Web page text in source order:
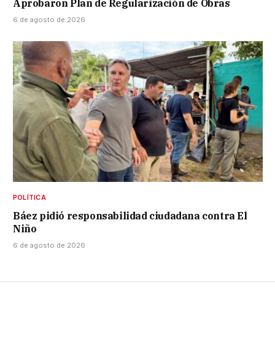
Aprobaron Plan de Regularización de Obras
6 de agosto de 2026
POLÍTICA
Báez pidió responsabilidad ciudadana contra El
Niño
6 de agosto de 2026